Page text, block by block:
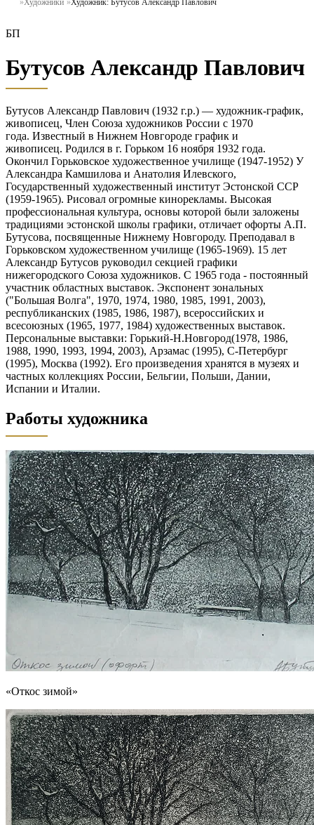
БП
Бутусов Александр Павлович
Бутусов Александр Павлович (1932 г.р.) — художник-график,
живописец, Член Союза художников России с 1970
года. Известный в Нижнем Новгороде график и
живописец. Родился в г. Горьком 16 ноября 1932 года.
Окончил Горьковское художественное училище (1947-1952) У
Александра Камшилова и Анатолия Илевского,
Государственный художественный институт Эстонской ССР
(1959-1965). Рисовал огромные кинорекламы. Высокая
профессиональная культура, основы которой были заложены
традициями эстонской школы графики, отличает офорты А.П.
Бутусова, посвященные Нижнему Новгороду. Преподавал в
Горьковском художественном училище (1965-1969). 15 лет
Александр Бутусов руководил секцией графики
нижегородского Союза художников. С 1965 года - постоянный
участник областных выставок. Экспонент зональных
("Большая Волга", 1970, 1974, 1980, 1985, 1991, 2003),
республиканских (1985, 1986, 1987), всероссийских и
всесоюзных (1965, 1977, 1984) художественных выставок.
Персональные выставки: Горький-Н.Новгород(1978, 1986,
1988, 1990, 1993, 1994, 2003), Арзамас (1995), С-Петербург
(1995), Москва (1992). Его произведения хранятся в музеях и
частных коллекциях России, Бельгии, Польши, Дании,
Испании и Италии.
Работы художника
«Откос зимой»